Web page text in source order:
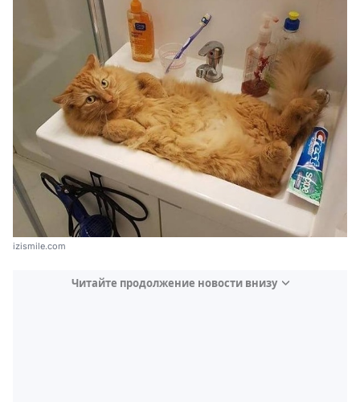
izismile.com
Читайте продолжение новости внизу